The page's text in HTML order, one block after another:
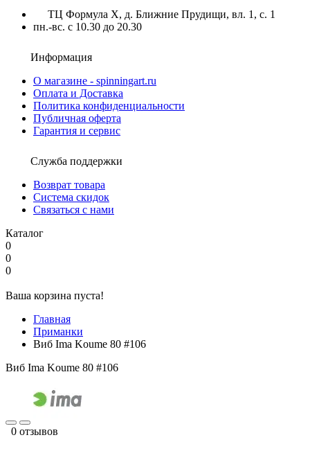
ТЦ Формула X, д. Ближние Прудищи, вл. 1, с. 1
пн.-вс. с 10.30 до 20.30
Информация
О магазине - spinningart.ru
Оплата и Доставка
Политика конфиденциальности
Публичная оферта
Гарантия и сервис
Служба поддержки
Возврат товара
Система скидок
Связаться с нами
Каталог
0
0
0
Ваша корзина пуста!
Главная
Приманки
Виб Ima Koume 80 #106
Виб Ima Koume 80 #106
0 отзывов